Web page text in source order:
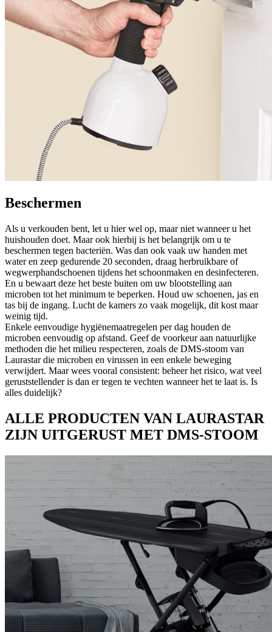
Beschermen
Als u verkouden bent, let u hier wel op, maar niet wanneer u het
huishouden doet. Maar ook hierbij is het belangrijk om u te
beschermen tegen bacteriën. Was dan ook vaak uw handen met
water en zeep gedurende 20 seconden, draag herbruikbare of
wegwerphandschoenen tijdens het schoonmaken en desinfecteren.
En u bewaart deze het beste buiten om uw blootstelling aan
microben tot het minimum te beperken. Houd uw schoenen, jas en
tas bij de ingang. Lucht de kamers zo vaak mogelijk, dit kost maar
weinig tijd.
Enkele eenvoudige hygiënemaatregelen per dag houden de
microben eenvoudig op afstand. Geef de voorkeur aan natuurlijke
methoden die het milieu respecteren, zoals de DMS-stoom van
Laurastar die microben en virussen in een enkele beweging
verwijdert. Maar wees vooral consistent: beheer het risico, wat veel
geruststellender is dan er tegen te vechten wanneer het te laat is. Is
alles duidelijk?
ALLE PRODUCTEN VAN LAURASTAR
ZIJN UITGERUST MET DMS-STOOM